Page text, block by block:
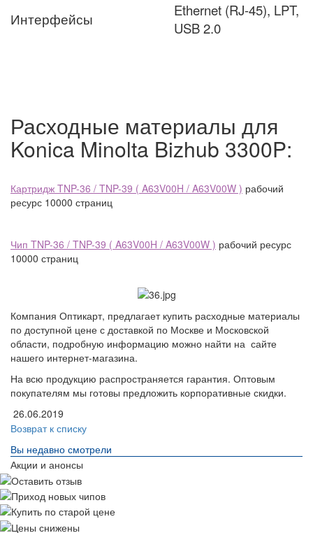
Интерфейсы
Ethernet (RJ-45), LPT,
USB 2.0
Расходные материалы для
Konica Minolta Bizhub 3300P:
Картридж TNP-36 / TNP-39 ( A63V00H / A63V00W ) рабочий
ресурс 10000 страниц
Чип TNP-36 / TNP-39 ( A63V00H / A63V00W ) рабочий ресурс
10000 страниц
Компания Оптикарт, предлагает купить расходные материалы
по доступной цене с доставкой по Москве и Московской
области, подробную информацию можно найти на сайте
нашего интернет-магазина.
На всю продукцию распространяется гарантия. Оптовым
покупателям мы готовы предложить корпоративные скидки.
26.06.2019
Возврат к списку
Вы недавно смотрели
Акции и анонсы